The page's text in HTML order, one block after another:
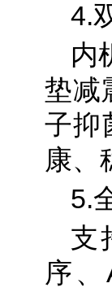
4.
内
垫减
子抑
康、
5.
支
序